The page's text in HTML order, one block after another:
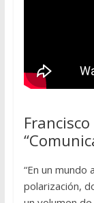
“En un
polarización,